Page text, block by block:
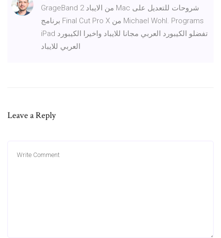
GrageBand من الايباد 2 Mac شروحات للتعديل على
برنامج Final Cut Pro X من Michael Wohl. Programs
iPad تفضلو الكيبورد العربي مجانا للايباد واخيرا الكيبورد
العربي للايباد
Leave a Reply